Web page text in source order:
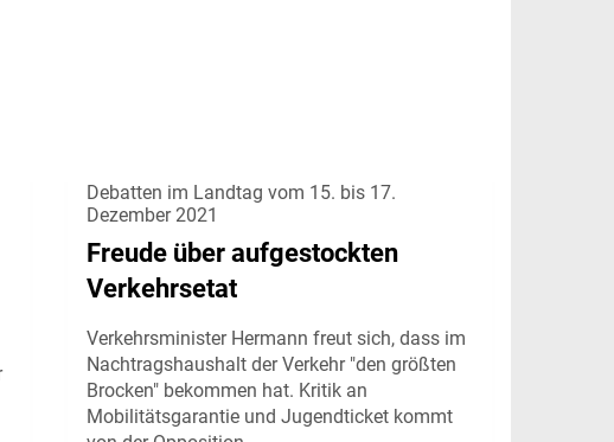
Debatten im Landtag vom 15. bis 17.
Dezember 2021
Freude über aufgestockten
Verkehrsetat
Verkehrsminister Hermann freut sich, dass im
Nachtragshaushalt der Verkehr "den größten
Brocken" bekommen hat. Kritik an
Mobilitätsgarantie und Jugendticket kommt